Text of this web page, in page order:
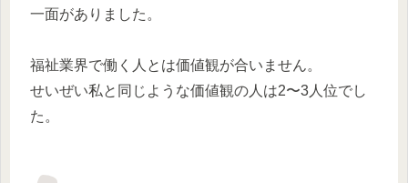
一面がありました。
福祉業界で働く人とは価値観が合いません。
せいぜい私と同じような価値観の人は2〜3人位でし
た。